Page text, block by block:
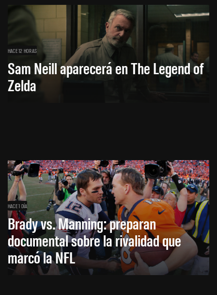
HACE 12 HORAS
Sam Neill aparecerá en The Legend of
Zelda
HACE 1 DÍA
Brady vs. Manning: preparan
documental sobre la rivalidad que
marcó la NFL